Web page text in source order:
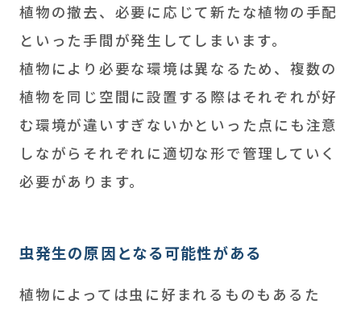
植物の撤去、必要に応じて新たな植物の手配
といった手間が発生してしまいます。
植物により必要な環境は異なるため、複数の
植物を同じ空間に設置する際はそれぞれが好
む環境が違いすぎないかといった点にも注意
しながらそれぞれに適切な形で管理していく
必要があります。
虫発生の原因となる可能性がある
植物によっては虫に好まれるものもあるた